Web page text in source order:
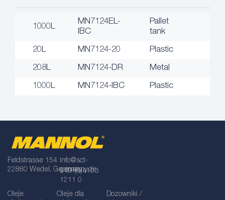
1000L
MN7124EL-
IBC
Pallet
tank
20L MN7124-20 Plastic
208L MN7124-DR Metal
1000L MN7124-IBC Plastic
Feldstrasse 154
22880 Wedel, Germany
info@sct-
germany.de
+49 (0)4103
1211 0
Oleje
Oleje dla
Dozowniki /